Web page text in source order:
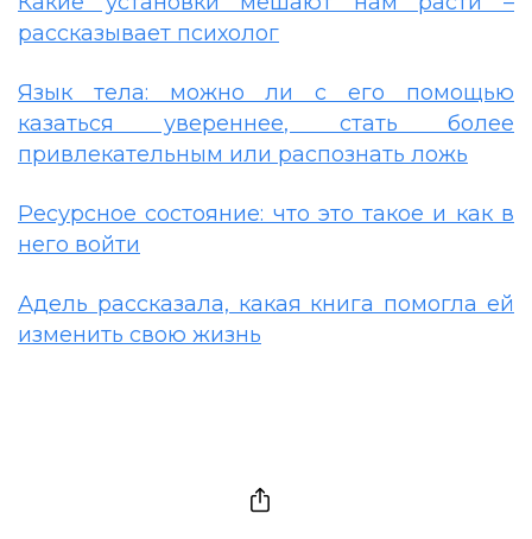
рассказывает психолог
Язык тела: можно ли с его помощью
казаться увереннее, стать более
привлекательным или распознать ложь
Ресурсное состояние: что это такое и как в
него войти
Адель рассказала, какая книга помогла ей
изменить свою жизнь